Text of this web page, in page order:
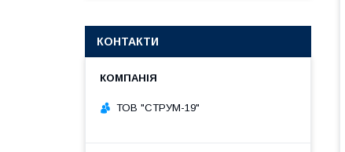
КОНТАКТИ
ТОВ "СТРУМ-19"